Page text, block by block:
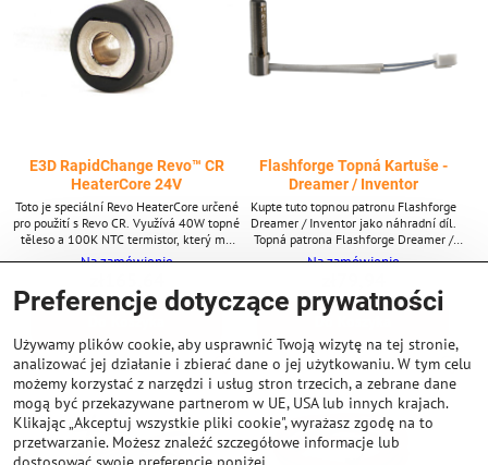
E3D RapidChange Revo™ CR
HeaterCore 24V
Toto je speciální Revo HeaterCore určené
pro použití s Revo CR. Využívá 40W topné
těleso a 100K NTC termistor, který má
stejnou odezvu jako standardní Creality
jakýmikoli změnami firmwaru na vaší 3D
tiskárně Creality.
Na zamówienie
Do Koszyka
Flashforge Topná Kartuše -
Dreamer / Inventor
Kupte tuto topnou patronu Flashforge
Dreamer / Inventor jako náhradní díl.
Topná patrona Flashforge Dreamer /
Inventor - Topná patrona - Pasuje na
Na zamówienie
Do Koszyka
Preferencje dotyczące prywatności
Używamy plików cookie, aby usprawnić Twoją wizytę na tej stronie,
analizować jej działanie i zbierać dane o jej użytkowaniu. W tym celu
możemy korzystać z narzędzi i usług stron trzecich, a zebrane dane
mogą być przekazywane partnerom w UE, USA lub innych krajach.
Klikając „Akceptuj wszystkie pliki cookie", wyrażasz zgodę na to
przetwarzanie. Możesz znaleźć szczegółowe informacje lub